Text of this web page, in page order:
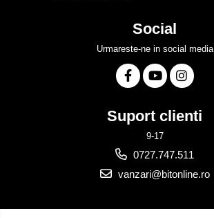
Social
Urmareste-ne in social media
Suport clienti
9-17
0727.747.511
vanzari@bitonline.ro